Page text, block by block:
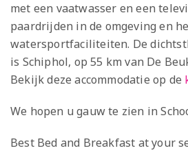
met een vaatwasser en een
paardrijden in de omgeving en
watersportfaciliteiten. De
is Schiphol, op 55 km van De
Bekijk deze accommodatie op de
We hopen u gauw te zien in
Best Bed and Breakfast at your